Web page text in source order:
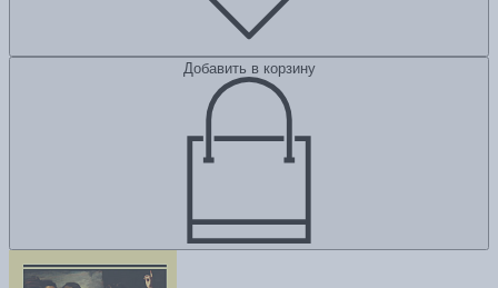
Добавить в корзину